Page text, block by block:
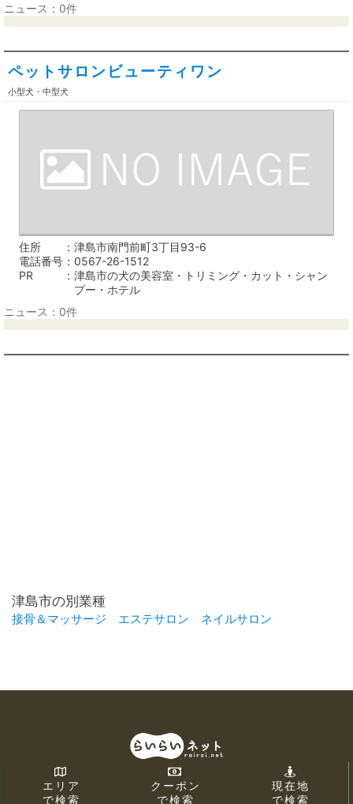
ニュース：0件
ペットサロンビューティワン
小型犬・中型犬
住所
津島市南門前町3丁目93-6
電話番号
0567-26-1512
PR
津島市の犬の美容室・トリミング・カット・シャン
プー・ホテル
ニュース：0件
津島市の別業種
接骨＆マッサージ エステサロン ネイルサロン
エリア
で検索
クーポン
で検索
現在地
で検索